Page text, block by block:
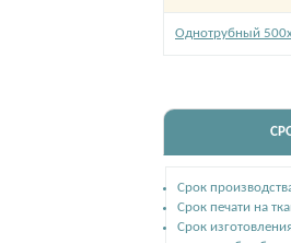
Однотрубный
Срок
Срок печати на
Срок